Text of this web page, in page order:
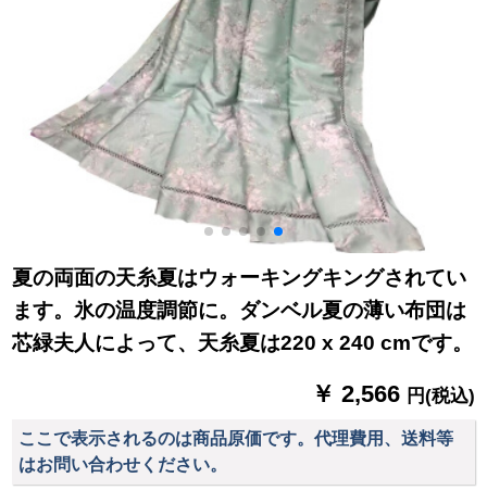
夏の両面の天糸夏はウォーキングキングされてい
ます。氷の温度調節に。ダンベル夏の薄い布団は
芯緑夫人によって、天糸夏は220 x 240 cmです。
￥ 2,566 円(税込)
ここで表示されるのは商品原価です。代理費用、送料等
はお問い合わせください。